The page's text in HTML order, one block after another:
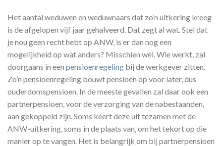
Het aantal weduwen en weduwnaars dat zo’n uitkering kreeg
is de afgelopen vijf jaar gehalveerd. Dat zegt al wat. Stel dat
je nou geen recht hebt op ANW, is er dan nog een
mogelijkheid op wat anders? Misschien wel. Wie werkt, zal
doorgaans in een pensioenregeling bij de werkgever zitten.
Zo’n pensioenregeling bouwt pensioen op voor later, dus
ouderdomspensioen. In de meeste gevallen zal daar ook een
partnerpensioen, voor de verzorging van de nabestaanden,
aan gekoppeld zijn. Soms keert deze uit tezamen met de
ANW-uitkering, soms in de plaats van, om het tekort op die
manier op te vangen. Het is belangrijk om bij partnerpensioen